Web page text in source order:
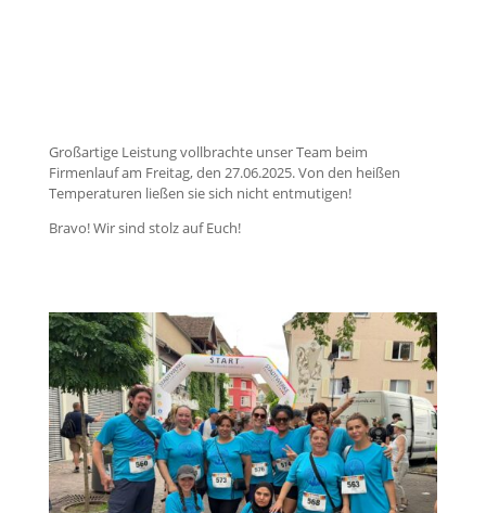
Großartige Leistung vollbrachte unser Team beim
Firmenlauf am Freitag, den 27.06.2025. Von den heißen
Temperaturen ließen sie sich nicht entmutigen!
Bravo! Wir sind stolz auf Euch!